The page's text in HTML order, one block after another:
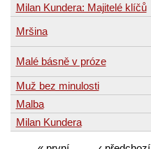
Milan Kundera: Majitelé klíčů
Mršina
Malé básně v próze
Muž bez minulosti
Malba
Milan Kundera